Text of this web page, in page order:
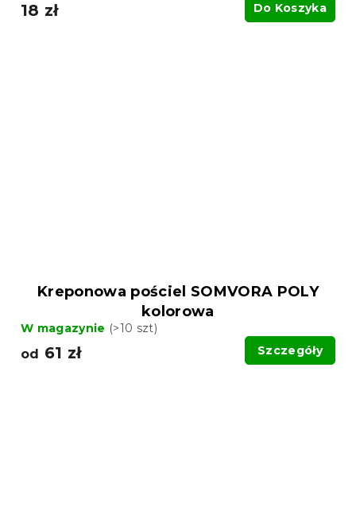
18 zł Do Koszyka
Kreponowa pościel SOMVORA POLY
kolorowa
W magazynie (>10 szt)
od 61 zł Szczegóły